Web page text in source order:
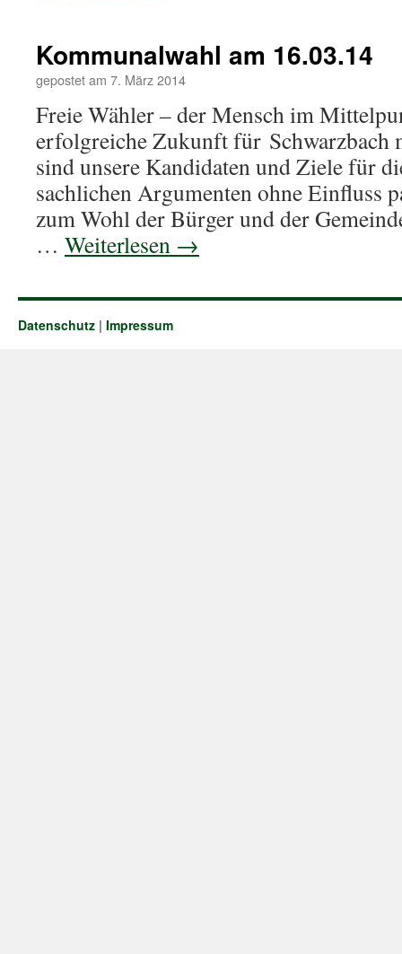
Kommunalwahl am 16.03.14
gepostet am 7. März 2014
Freie Wähler – der Mensch im
erfolgreiche Zukunft für Schwarzbach
sind unsere Kandidaten und Ziele für
sachlichen Argumenten ohne Einfluss
zum Wohl der Bürger und der
… Weiterlesen →
Datenschutz | Impressum